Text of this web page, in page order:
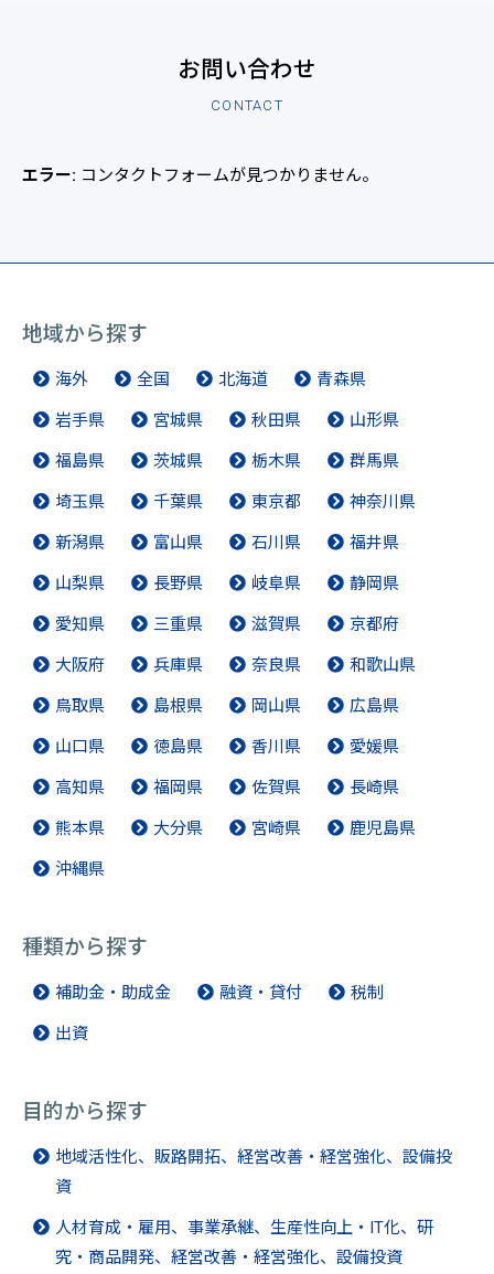
お問い合わせ
CONTACT
エラー: コンタクトフォームが見つかりません。
地域から探す
海外 全国 北海道 青森県
岩手県 宮城県 秋田県 山形県
福島県 茨城県 栃木県 群馬県
埼玉県 千葉県 東京都 神奈川県
新潟県 富山県 石川県 福井県
山梨県 長野県 岐阜県 静岡県
愛知県 三重県 滋賀県 京都府
大阪府 兵庫県 奈良県 和歌山県
鳥取県 島根県 岡山県 広島県
山口県 徳島県 香川県 愛媛県
高知県 福岡県 佐賀県 長崎県
熊本県 大分県 宮崎県 鹿児島県
沖縄県
種類から探す
補助金・助成金 融資・貸付 税制
出資
目的から探す
地域活性化、販路開拓、経営改善・経営強化、設備投
資
人材育成・雇用、事業承継、生産性向上・IT化、研
究・商品開発、経営改善・経営強化、設備投資